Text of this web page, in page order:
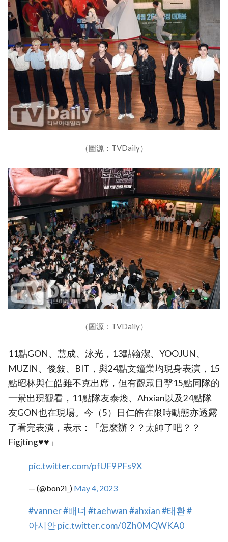
（圖源：TVDaily）
（圖源：TVDaily）
11點GON、慧成、泳光，13點翰潔、YOOJUN、
MUZIN、俊敍、BIT，與24點文鐘業均現身表演，15
點昭林與仁皓雖不克出席，但有觀眾目擊15點同隊的
一景出現觀看，11點隊友泰煥、Ahxian以及24點隊
友GON也在現場。今（5）日仁皓在限時動態亦透露
了看完表演，表示：「怎麼辦？？太帥了吧？？
Figjting♥♥」
pic.twitter.com/pfUF9PFs9X
— (@bon2i_) May 4, 2023
#vanner#배너 #taehwan#ahxian#태환#
아시안pic.twitter.com/0Zh0MQWKA0